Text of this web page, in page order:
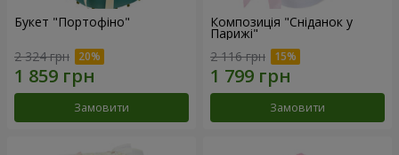
Букет "Портофіно"
2 324 грн
Замовити
Композиція "Сніданок у
Парижі"
2 116 грн
Замовити